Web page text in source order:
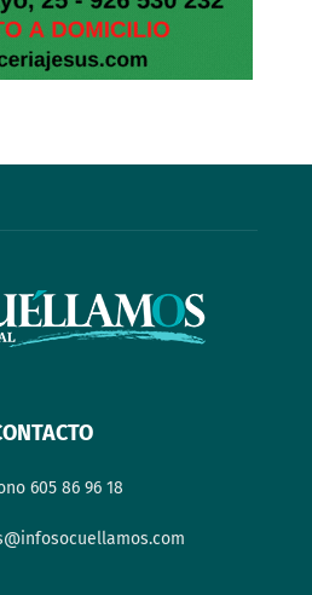
605 86 96 18